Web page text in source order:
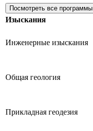
Посмотреть все программы
Изыскания
Инженерные изыскания
Общая геология
Прикладная геодезия